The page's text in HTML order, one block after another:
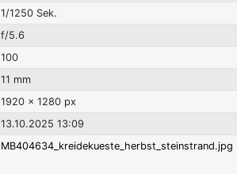
1/1250 Sek.
f/5.6
100
11 mm
1920 x 1280 px
13.10.2025 13:09
MB404634_kreidekueste_herbst_steinstrand.jpg